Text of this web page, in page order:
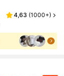
4,63 (1000+)